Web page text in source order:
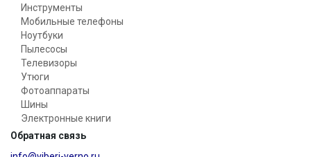
Инструменты
Мобильные телефоны
Ноутбуки
Пылесосы
Телевизоры
Утюги
Фотоаппараты
Шины
Электронные книги
Обратная связь